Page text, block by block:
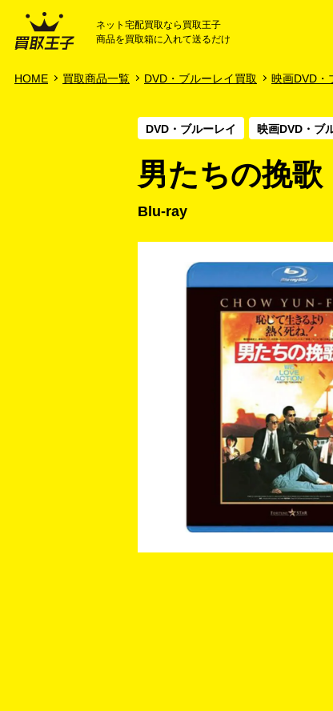
HOME
ネット宅配買取なら買取王子
商品を買取箱に入れて送るだけ
HOME 買取商品一覧 DVD・ブルーレイ買取 映画DVD・
DVD・ブルーレイ 映画DVD・ブ
男たちの挽歌
Blu-ray